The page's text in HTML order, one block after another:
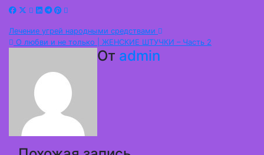
Навигация
записям
Лечение угрей народными средствами
О любви и не только | ЖЕНСКИЕ ШТУЧКИ – Часть 2
От admin